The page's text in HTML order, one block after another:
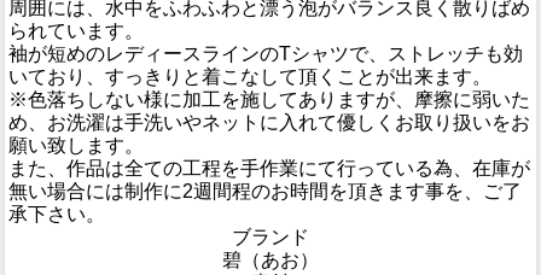
周囲には、水中をふわふわと漂う泡がバランス良く散りばめ
られています。
袖が短めのレディースラインのTシャツで、ストレッチも効
いており、すっきりと着こなして頂くことが出来ます。
※色落ちしない様に加工を施してありますが、摩擦に弱いた
め、お洗濯は手洗いやネットに入れて優しくお取り扱いをお
願い致します。
また、作品は全ての工程を手作業にて行っている為、在庫が
無い場合には制作に2週間程のお時間を頂きます事を、ご了
承下さい。
ブランド
碧（あお）